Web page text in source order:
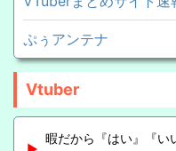
ぷぅアンテナ
Vtuber
暇だから『はい』『い